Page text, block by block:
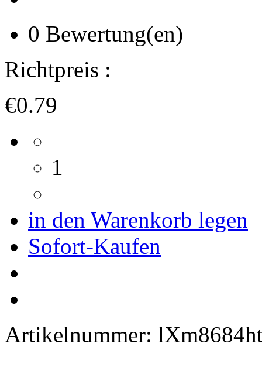
0 Bewertung(en)
Richtpreis :
€0.79
1
in den Warenkorb legen
Sofort-Kaufen
Artikelnummer: